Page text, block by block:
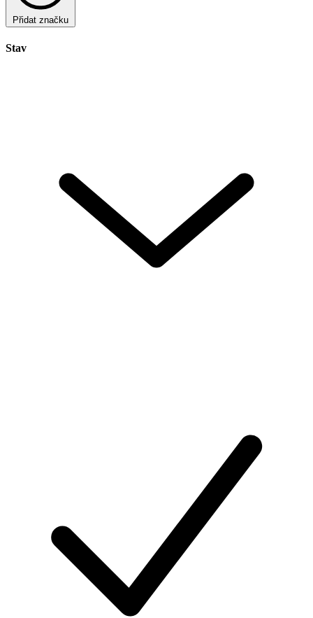
Přidat značku
Stav